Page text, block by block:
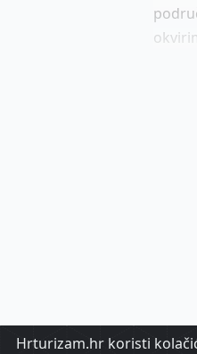
Hrturizam.hr koristi